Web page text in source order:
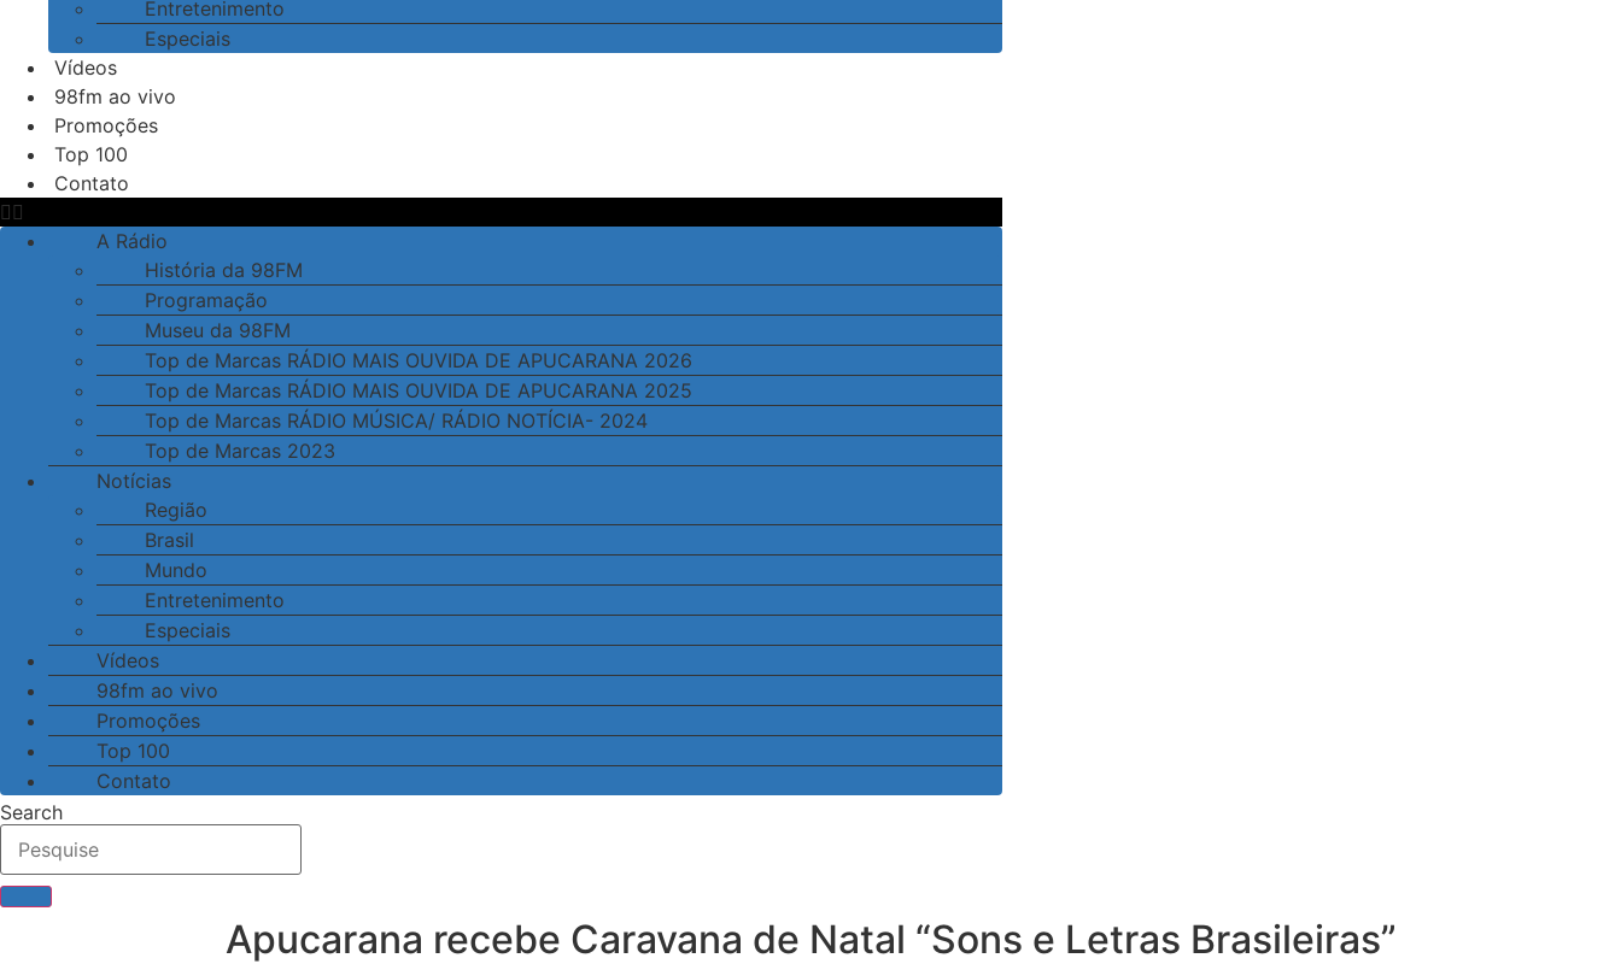
Entretenimento
Especiais
Vídeos
98fm ao vivo
Promoções
Top 100
Contato
A Rádio
História da 98FM
Programação
Museu da 98FM
Top de Marcas RÁDIO MAIS OUVIDA DE APUCARANA 2026
Top de Marcas RÁDIO MAIS OUVIDA DE APUCARANA 2025
Top de Marcas RÁDIO MÚSICA/ RÁDIO NOTÍCIA- 2024
Top de Marcas 2023
Notícias
Região
Brasil
Mundo
Entretenimento
Especiais
Vídeos
98fm ao vivo
Promoções
Top 100
Contato
Search
Apucarana recebe Caravana de Natal “Sons e Letras Brasileiras”